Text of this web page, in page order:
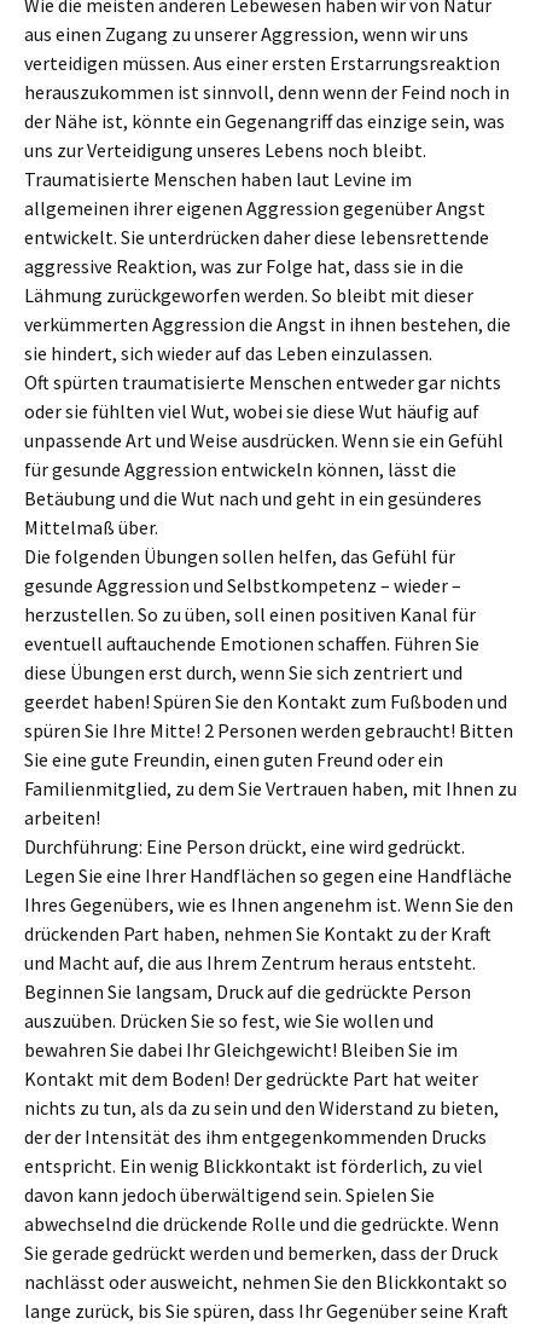
Wie die meisten anderen Lebewesen haben wir von Natur
aus einen Zugang zu unserer Aggression, wenn wir uns
verteidigen müssen. Aus einer ersten Erstarrungsreaktion
herauszukommen ist sinnvoll, denn wenn der Feind noch in
der Nähe ist, könnte ein Gegenangriff das einzige sein, was
uns zur Verteidigung unseres Lebens noch bleibt.
Traumatisierte Menschen haben laut Levine im
allgemeinen ihrer eigenen Aggression gegenüber Angst
entwickelt. Sie unterdrücken daher diese lebensrettende
aggressive Reaktion, was zur Folge hat, dass sie in die
Lähmung zurückgeworfen werden. So bleibt mit dieser
verkümmerten Aggression die Angst in ihnen bestehen, die
sie hindert, sich wieder auf das Leben einzulassen.
Oft spürten traumatisierte Menschen entweder gar nichts
oder sie fühlten viel Wut, wobei sie diese Wut häufig auf
unpassende Art und Weise ausdrücken. Wenn sie ein Gefühl
für gesunde Aggression entwickeln können, lässt die
Betäubung und die Wut nach und geht in ein gesünderes
Mittelmaß über.
Die folgenden Übungen sollen helfen, das Gefühl für
gesunde Aggression und Selbstkompetenz – wieder –
herzustellen. So zu üben, soll einen positiven Kanal für
eventuell auftauchende Emotionen schaffen. Führen Sie
diese Übungen erst durch, wenn Sie sich zentriert und
geerdet haben! Spüren Sie den Kontakt zum Fußboden und
spüren Sie Ihre Mitte! 2 Personen werden gebraucht! Bitten
Sie eine gute Freundin, einen guten Freund oder ein
Familienmitglied, zu dem Sie Vertrauen haben, mit Ihnen zu
arbeiten!
Durchführung: Eine Person drückt, eine wird gedrückt.
Legen Sie eine Ihrer Handflächen so gegen eine Handfläche
Ihres Gegenübers, wie es Ihnen angenehm ist. Wenn Sie den
drückenden Part haben, nehmen Sie Kontakt zu der Kraft
und Macht auf, die aus Ihrem Zentrum heraus entsteht.
Beginnen Sie langsam, Druck auf die gedrückte Person
auszuüben. Drücken Sie so fest, wie Sie wollen und
bewahren Sie dabei Ihr Gleichgewicht! Bleiben Sie im
Kontakt mit dem Boden! Der gedrückte Part hat weiter
nichts zu tun, als da zu sein und den Widerstand zu bieten,
der der Intensität des ihm entgegenkommenden Drucks
entspricht. Ein wenig Blickkontakt ist förderlich, zu viel
davon kann jedoch überwältigend sein. Spielen Sie
abwechselnd die drückende Rolle und die gedrückte. Wenn
Sie gerade gedrückt werden und bemerken, dass der Druck
nachlässt oder ausweicht, nehmen Sie den Blickkontakt so
lange zurück, bis Sie spüren, dass Ihr Gegenüber seine Kraft